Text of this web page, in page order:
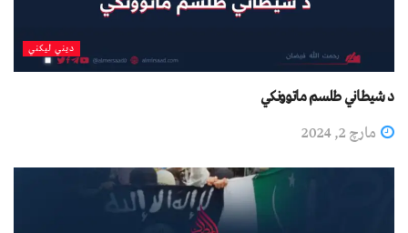
دیني لیکني
د شیطاني طلسم ماتوونکي
مارچ 2, 2024